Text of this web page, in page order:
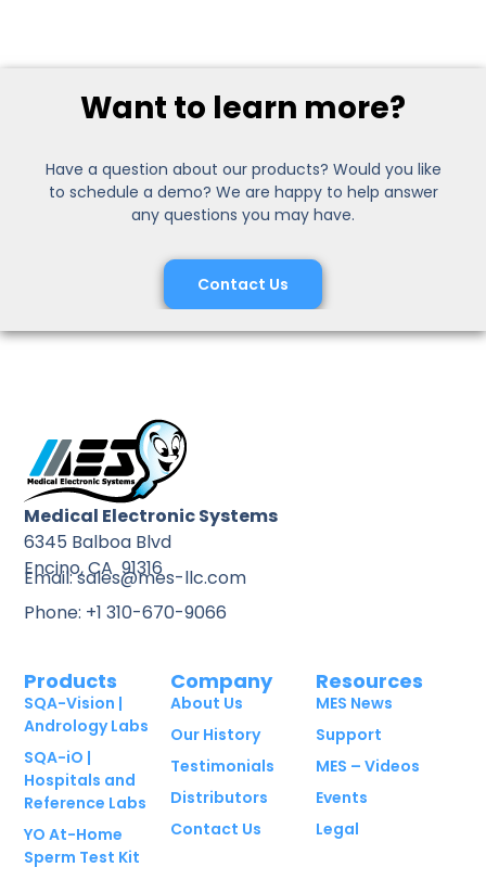
Want to learn more?
Have a question about our products? Would you like
to schedule a demo? We are happy to help answer
any questions you may have.
Contact Us
Medical Electronic Systems
6345 Balboa Blvd
Encino, CA 91316
Email: sales@mes-llc.com
Phone: +1 310-670-9066
Products
SQA-Vision |
Andrology Labs
SQA-iO |
Hospitals and
Reference Labs
YO At-Home
Sperm Test Kit
Company
About Us
Our History
Testimonials
Distributors
Contact Us
Resources
MES News
Support
MES – Videos
Events
Legal